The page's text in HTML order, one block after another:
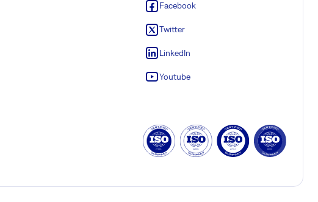
Facebook
Twitter
LinkedIn
Youtube